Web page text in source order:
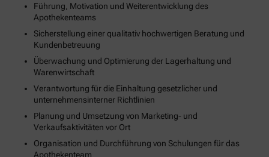
Führung, Motivation und Weiterentwicklung des
Apothekenteams
Sicherstellung einer qualitativ hochwertigen Beratung und
Kundenbetreuung
Überwachung und Optimierung der Lagerhaltung und
Warenwirtschaft
Verantwortung für die Einhaltung gesetzlicher und
unternehmensinterner Richtlinien
Planung und Umsetzung von Marketing- und
Verkaufsaktivitäten vor Ort
Organisation und Durchführung von Schulungen für das
Apothekenteam